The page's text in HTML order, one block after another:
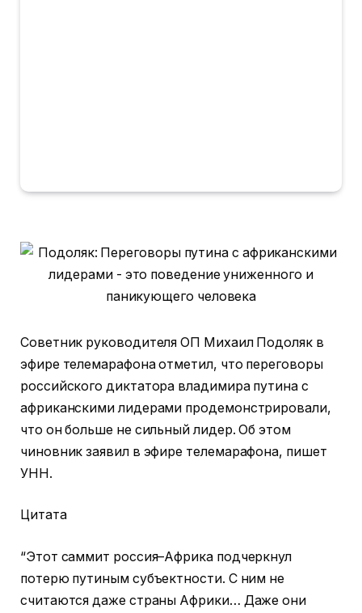
Советник руководителя ОП Михаил Подоляк в
эфире телемарафона отметил, что переговоры
российского диктатора владимира путина с
африканскими лидерами продемонстрировали,
что он больше не сильный лидер. Об этом
чиновник заявил в эфире телемарафона, пишет
УНН.
Цитата
“Этот саммит россия–Африка подчеркнул
потерю путиным субъектности. С ним не
считаются даже страны Африки… Даже они